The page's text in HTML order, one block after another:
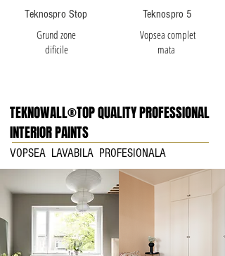
Teknospro Stop
Grund zone
dificile
Teknospro 5
Vopsea complet
mata
TEKNOWALL®TOP QUALITY PROFESSIONAL
INTERIOR PAINTS
VOPSEA LAVABILA PROFESIONALA